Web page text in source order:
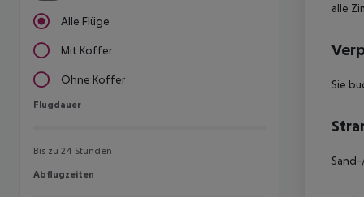
Alle Flüge
Mit Koffer
Ohne Koffer
Flugdauer
Flugdauer
Bis zu 24 Stunden
Abflugzeiten
Abflugzeiten
alle
Sie